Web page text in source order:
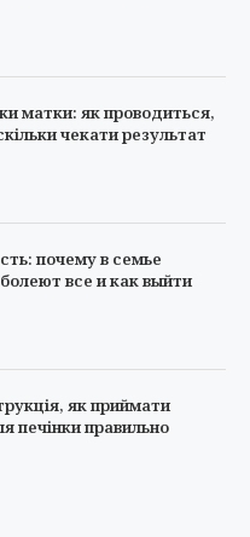
матки: як проводиться,
чекати результат
почему в семье
все и как выйти
як приймати
печінки правильно